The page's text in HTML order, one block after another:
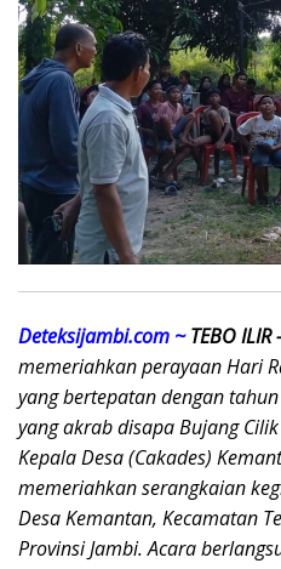
Deteksijambi.com ~ TEBO ILIR
memeriahkan perayaan Hari
yang bertepatan dengan
yang akrab disapa Bujang
Kepala Desa (Cakades)
memeriahkan serangkaian
Desa Kemantan, Kecamatan
Provinsi Jambi. Acara